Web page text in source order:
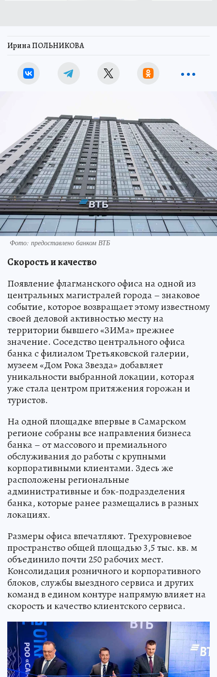
Ирина ПОЛЬНИКОВА
Фото: предоставлено банком ВТБ
Скорость и качество
Появление флагманского офиса на одной из
центральных магистралей города – знаковое
событие, которое возвращает этому известному
своей деловой активностью месту на
территории бывшего «ЗИМа» прежнее
значение. Соседство центрального офиса
банка с филиалом Третьяковской галерии,
музеем «Дом Рока Звезда» добавляет
уникальности выбранной локации, которая
уже стала центром притяжения горожан и
туристов.
На одной площадке впервые в Самарском
регионе собраны все направления бизнеса
банка – от массового и премиального
обслуживания до работы с крупными
корпоративными клиентами. Здесь же
расположены региональные
административные и бэк-подразделения
банка, которые ранее размещались в разных
локациях.
Размеры офиса впечатляют. Трехуровневое
пространство общей площадью 3,5 тыс. кв. м
объединило почти 250 рабочих мест.
Консолидация розничного и корпоративного
блоков, службы выездного сервиса и других
команд в едином контуре напрямую влияет на
скорость и качество клиентского сервиса.